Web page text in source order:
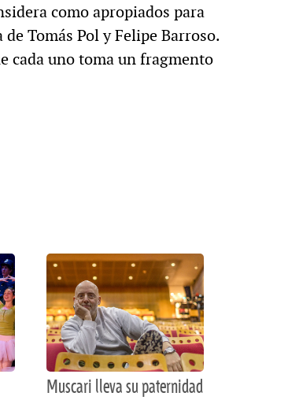
como apropiados para
Tomás Pol y Felipe Barroso.
cada uno toma un fragmento
Muscari lleva su paternidad